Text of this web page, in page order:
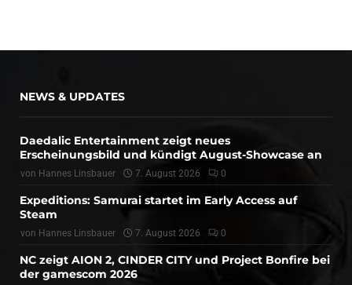
NEWS & UPDATES
Daedalic Entertainment zeigt neues
Erscheinungsbild und kündigt August-Showcase an
von Hannes Linsbauer 7. August 2026 0
Expeditions: Samurai startet im Early Access auf
Steam
von Hannes Linsbauer 7. August 2026 0
NC zeigt AION 2, CINDER CITY und Project Bonfire bei
der gamescom 2026